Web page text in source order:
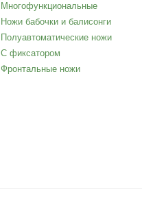
Многофункциональные
Ножи бабочки и балисонги
Полуавтоматические ножи
С фиксатором
Фронтальные ножи